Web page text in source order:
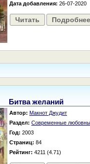
Дата добавления: 26-07-2020
Читать Подробнее
Битва желаний
Автор: Макнот Джудит
Раздел: Современные
Год: 2003
Страниц: 84
Рейтинг: 4211 (4.71)